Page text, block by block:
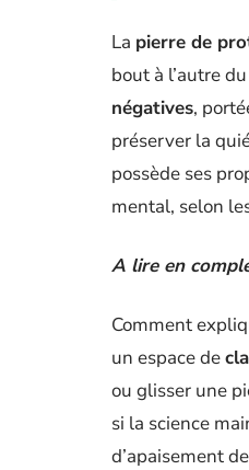
La pierre de
bout à l’autre
négatives,
préserver la
possède ses
mental, selon
A lire en
Comment
un espace de
ou glisser une
si la science
d’apaisement de